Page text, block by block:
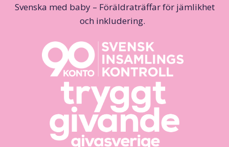
Svenska med baby – Föräldraträffar för jämlikhet
och inkludering.